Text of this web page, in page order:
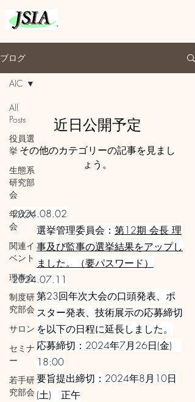
ブログ
All
Posts
役員選
挙
生態系
研究部
会
年次大
会
関連イ
ベント
理事会
制度研
究部会
サロン
セミナ
ー
若手研
究部会
AIC
近日公開予定
その他のカテゴリーの記事を見まし
ょう。
2024.08.02
選挙管理委員会： 第12期 会長 理
事及び監事の選挙結果をアップし
ました。（要パスワード）
2024.07.11
第23回年次大会の口頭発表、ポ
スター発表、技術展示の応募締切
を以下の日程に延長しました。
応募締切：2024年7月26日(金)
18:00
要旨提出締切：2024年8月10日
(土) 正午